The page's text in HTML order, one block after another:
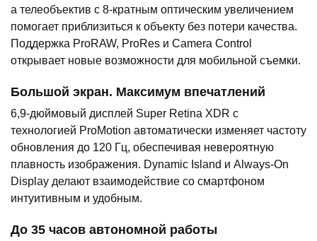
а телеобъектив с 8-кратным оптическим увеличением
помогает приблизиться к объекту без потери качества.
Поддержка ProRAW, ProRes и Camera Control
открывает новые возможности для мобильной съемки.
Большой экран. Максимум впечатлений
6,9-дюймовый дисплей Super Retina XDR с
технологией ProMotion автоматически изменяет частоту
обновления до 120 Гц, обеспечивая невероятную
плавность изображения. Dynamic Island и Always-On
Display делают взаимодействие со смартфоном
интуитивным и удобным.
До 35 часов автономной работы